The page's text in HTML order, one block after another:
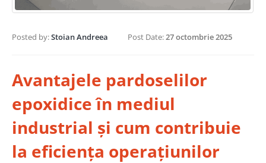
Posted by:Stoian Andreea Post Date:27 octombrie 2025
Avantajele pardoselilor
epoxidice în mediul
industrial și cum contribuie
la eficiența operațiunilor